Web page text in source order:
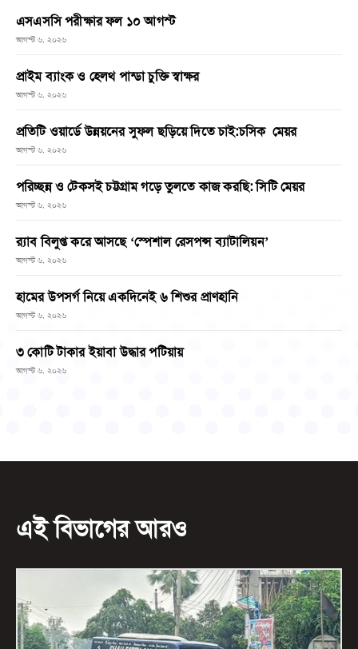
এসএসসি পরীক্ষার ফল ১০ আগস্ট
আগস্ট ৬, ২০২৬
প্রাইম ব্যাংক ও হেলথ পান্ডা চুক্তি স্বাক্ষর
আগস্ট ৬, ২০২৬
প্রতিটি ওয়ার্ডে উন্নয়নের সুফল ছড়িয়ে দিতে চাই:চসিক মেয়র
আগস্ট ৬, ২০২৬
পরিচ্ছন্ন ও টেকসই চট্টগ্রাম গড়ে তুলতে কাজ করছি: সিটি মেয়র
আগস্ট ৬, ২০২৬
র‌্যাব বিলুপ্ত করে আসছে ‘স্পেশাল রেসপন্স ব্যাটালিয়ন’
আগস্ট ৬, ২০২৬
হামের উপসর্গ নিয়ে একদিনেই ৬ শিশুর প্রাণহানি
আগস্ট ৬, ২০২৬
৩ কোটি টাকার ইয়াবা উদ্ধার পটিয়ায়
আগস্ট ৬, ২০২৬
এই বিভাগের আরও